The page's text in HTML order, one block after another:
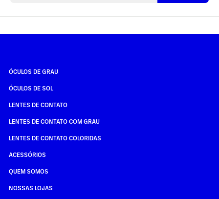
ÓCULOS DE GRAU
ÓCULOS DE SOL
LENTES DE CONTATO
LENTES DE CONTATO COM GRAU
LENTES DE CONTATO COLORIDAS
ACESSÓRIOS
QUEM SOMOS
NOSSAS LOJAS